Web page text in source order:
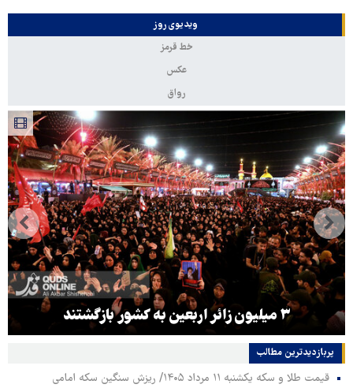
ویدیوی روز
خط قرمز
عکس
رواق
۳ میلیون زائر اربعین به کشور بازگشتند
پربازدیدترین‌ مطالب
قیمت طلا و سکه یکشنبه ۱۱ مرداد ۱۴۰۵/ ریزش سنگین سکه امامی